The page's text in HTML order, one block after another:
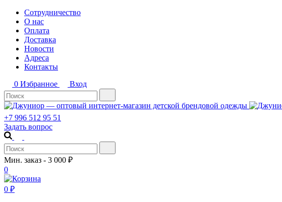
Сотрудничество
О нас
Оплата
Доставка
Новости
Адреса
Контакты
0 Избранное Вход
+7 996 512 95 51
Задать вопрос
Мин. заказ - 3 000 ₽
0
0 ₽